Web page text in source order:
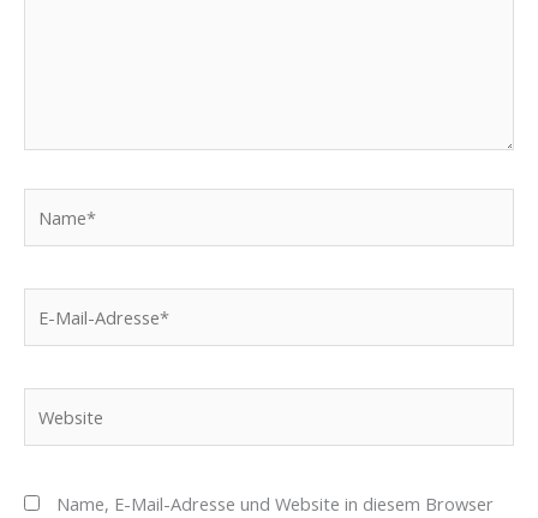
Mail-
Name, E-Mail-Adresse und Website in diesem Browser